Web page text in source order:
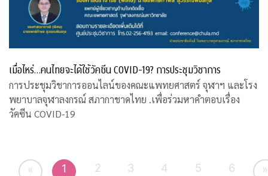
เมื่อไหร่…คนไทยจะได้ใช้วัคซีน COVID-19? การประชุมวิชาการ
การประชุมวิชาการออนไลน์ของคณะแพทยศาสตร์ จุฬาฯ และโรง
พยาบาลจุฬาลงกรณ์ สภากาชาดไทย .เพื่อร่วมหาคำตอบเรื่อง
วัคซีน COVID-19
« 1 2 3 4 5 6 »